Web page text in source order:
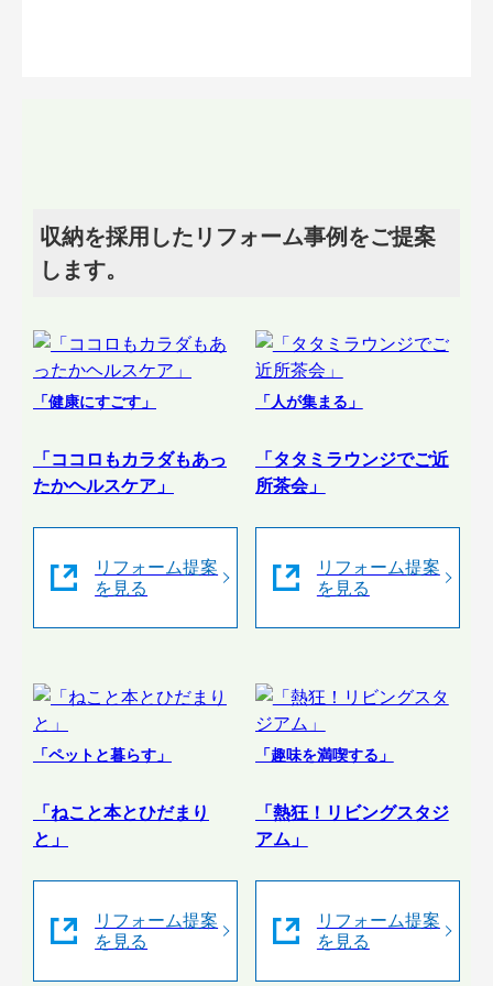
収納を採用したリフォーム事例をご提案
します。
「健康にすごす」
「ココロもカラダもあっ
たかヘルスケア」
リフォーム提案
を見る
「人が集まる」
「タタミラウンジでご近
所茶会」
リフォーム提案
を見る
「ペットと暮らす」
「ねこと本とひだまり
と」
リフォーム提案
を見る
「趣味を満喫する」
「熱狂！リビングスタジ
アム」
リフォーム提案
を見る